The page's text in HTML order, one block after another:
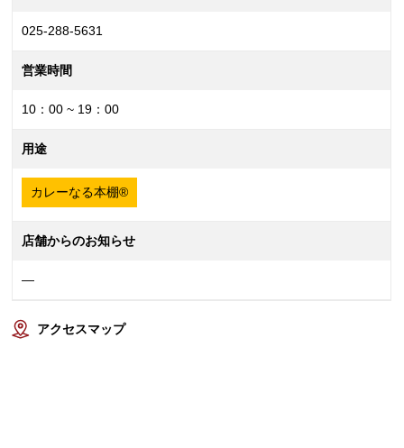
025-288-5631
営業時間
10：00 ~ 19：00
用途
カレーなる本棚®
店舗からのお知らせ
—
アクセスマップ